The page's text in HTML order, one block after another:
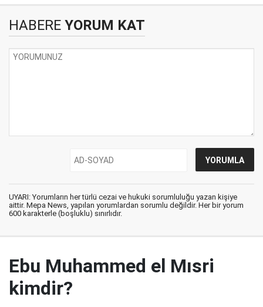
HABERE YORUM KAT
UYARI: Yorumların her türlü cezai ve hukuki sorumluluğu yazan kişiye
aittir. Mepa News, yapılan yorumlardan sorumlu değildir. Her bir yorum
600 karakterle (boşluklu) sınırlıdır.
Ebu Muhammed el Mısri
kimdir?